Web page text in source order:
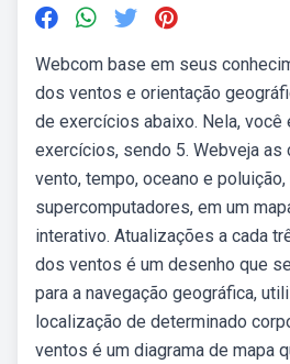
Webcom base em seus
dos ventos e orientação
de exercícios abaixo. Nela, você
exercícios, sendo 5. Webveja as
vento, tempo, oceano e
supercomputadores, em um
interativo. Atualizações a cada
dos ventos é um desenho que
para a navegação geográfica,
localização de determinado
ventos é um diagrama de mapa